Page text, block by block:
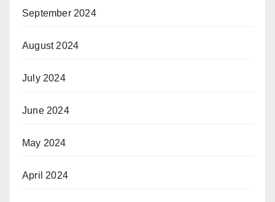
September 2024
August 2024
July 2024
June 2024
May 2024
April 2024